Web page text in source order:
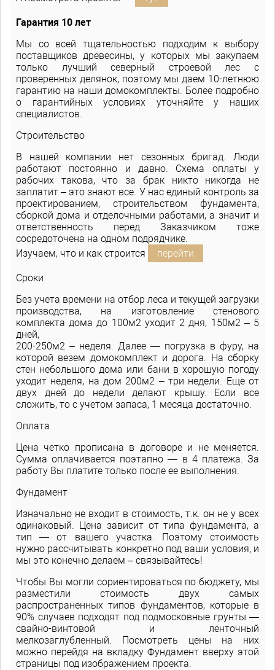
Гарантия 10 лет
Мы со всей тщательностью подходим к выбору
поставщиков древесины, у которых мы закупаем
только лучший северный строевой лес с
проверенных делянок, поэтому мы даем 10-летнюю
гарантию на наши домокомплекты. Более подробно
о гарантийных условиях уточняйте у наших
специалистов.
Строительство
В нашей компании нет сезонных бригад. Люди
работают постоянно и давно. Схема оплаты у
рабочих такова, что за брак никто никогда не
заплатит – это знают все. У нас единый контроль за
проектированием, строительством фундамента,
сборкой дома и отделочными работами, а значит и
ответственность перед Заказчиком тоже
сосредоточена на одном подрядчике.
Изучаем, что и как строится
перейти
Сроки
Без учета времени на отбор леса и текущей загрузки
производства, на изготовление стенового
комплекта дома до 100м2 уходит 2 дня, 150м2 – 5
дней,
200-250м2 – неделя. Далее — погрузка в фуру, на
которой везем домокомплект и дорога. На сборку
стен небольшого дома или бани в хорошую погоду
уходит неделя, на дом 200м2 – три недели. Еще от
двух дней до недели делают крышу. Если все
сложить, то с учетом запаса, 1 месяца достаточно.
Оплата
Цена четко прописана в договоре и не меняется.
Сумма оплачивается поэтапно — в 4 платежа. За
работу Вы платите только после ее выполнения.
Фундамент
Изначально не входит в стоимость, т.к. он не у всех
одинаковый. Цена зависит от типа фундамента, а
тип — от вашего участка. Поэтому стоимость
нужно рассчитывать конкретно под ваши условия, и
мы это конечно делаем – связывайтесь!
Чтобы Вы могли сориентироваться по бюджету, мы
разместили стоимость двух самых
распространенных типов фундаментов, которые в
90% случаев подходят под подмосковные грунты —
свайно-винтовой и ленточный
мелкозаглубленный. Посмотреть цены на них
можно перейдя на вкладку Фундамент вверху этой
страницы под изображением проекта.